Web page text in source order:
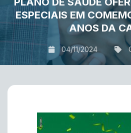
ESPECIAIS EM
ANOS DA
04/11/2024